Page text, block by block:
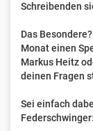
Schreibenden
Das
Monat einen
Markus Heitz
deinen Fragen
Sei einfach
Federschwinger: